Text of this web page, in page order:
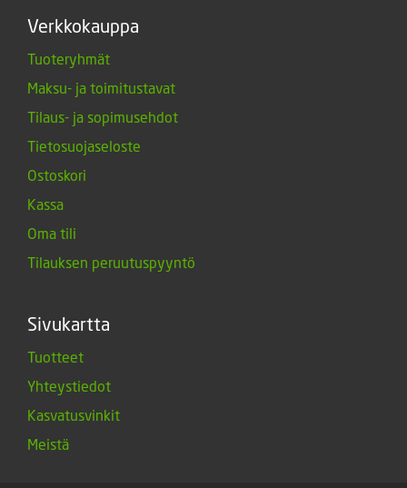
Verkkokauppa
Tuoteryhmät
Maksu- ja toimitustavat
Tilaus- ja sopimusehdot
Tietosuojaseloste
Ostoskori
Kassa
Oma tili
Tilauksen peruutuspyyntö
Sivukartta
Tuotteet
Yhteystiedot
Kasvatusvinkit
Meistä